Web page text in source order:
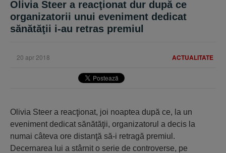
Olivia Steer a reacţionat dur după ce
organizatorii unui eveniment dedicat
sănătăţii i-au retras premiul
ACTUALITATE
20 apr 2018
Olivia Steer a reacţionat, joi noaptea după ce, la un
eveniment dedicat sănătăţii, organizatorul a decis la
numai câteva ore distanţă să-i retragă premiul.
Decernarea lui a stârnit o serie de controverse, pe